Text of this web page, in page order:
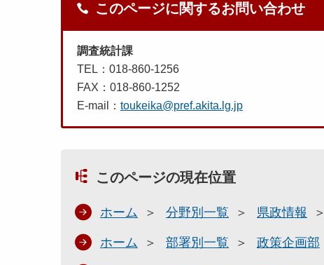
このページに関するお問い合わせ
調査統計課
TEL：018-860-1256
FAX：018-860-1252
E-mail： toukeika@pref.akita.lg.jp
このページの現在位置
ホーム 分野別一覧 県政情報
ホーム 部署別一覧 政策企画部